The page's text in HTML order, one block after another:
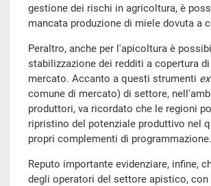
gestione dei rischi in agricoltura, è
mancata produzione di miele dovuta a
Peraltro, anche per l'apicoltura è
stabilizzazione dei redditi a copertura
mercato. Accanto a questi strumenti
comune di mercato) di settore,
produttori, va ricordato che le regioni
ripristino del potenziale produttivo nel
propri complementi di programmazione.
Reputo importante evidenziare, infine,
degli operatori del settore apistico,